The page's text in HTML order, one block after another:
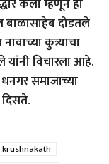
केला म्हणून हा
दोडतले
कुत्र्याचा
विचारला आहे.
समाजाच्या
krushnakath